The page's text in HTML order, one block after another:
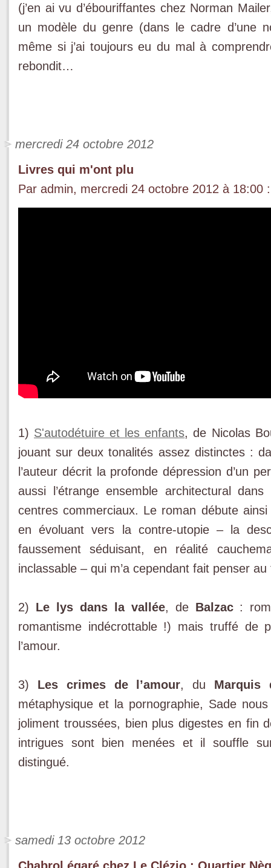
(j’en ai vu d’ébouriffantes chez Norman
un modèle du genre (dans le cadre d’une
même si j’ai toujours eu du mal à
rebondit…
mercredi 24 octobre 2012
Livres qui m'ont plu
Par admin, mercredi 24 octobre 2012 à 18:00
1) S'autodétuire et les enfants, de Nicolas
jouant sur deux tonalités assez distinctes :
l’auteur décrit la profonde dépression d’un
aussi l’étrange ensemble architectural
centres commerciaux. Le roman débute
en évoluant vers la contre-utopie – la
faussement séduisant, en réalité
inclassable – qui m’a cependant fait penser
2) Le lys dans la vallée, de Balzac:
romantisme indécrottable !) mais truffé de
l’amour.
3) Les crimes de l’amour, du Marquis
métaphysique et la pornographie, Sade
joliment troussées, bien plus digestes en fin
intrigues sont bien menées et il souffle
distingué.
samedi 13 octobre 2012